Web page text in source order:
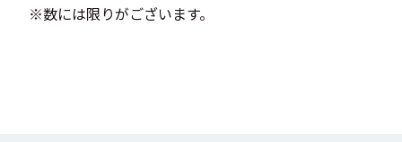
※数には限りがございます。